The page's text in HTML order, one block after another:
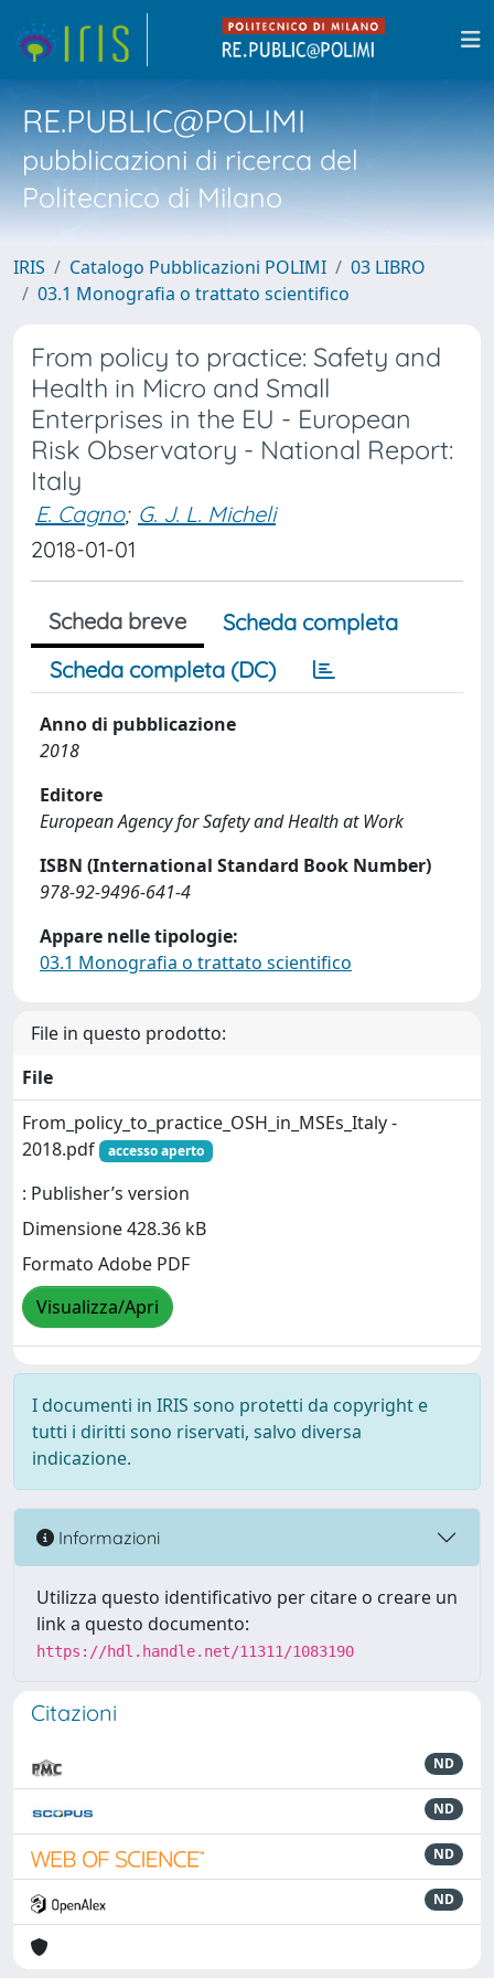
RE.PUBLIC@POLIMI
pubblicazioni di ricerca del
Politecnico di Milano
IRIS Catalogo Pubblicazioni POLIMI
03 LIBRO
03.1 Monografia o trattato scientifico
From policy to practice: Safety and
Health in Micro and Small
Enterprises in the EU - European
Risk Observatory - National Report:
Italy
E. Cagno; G. J. L. Micheli
2018-01-01
Scheda breve
Scheda completa
Scheda completa (DC)
Anno di pubblicazione
2018
Editore
European Agency for Safety and Health at Work
ISBN (International Standard Book Number)
978-92-9496-641-4
Appare nelle tipologie:
03.1 Monografia o trattato scientifico
File in questo prodotto:
File
From_policy_to_practice_OSH_in_MSEs_Italy -
2018.pdf
accesso aperto
: Publisher’s version
Dimensione 428.36 kB
Formato Adobe PDF
Visualizza/Apri
I documenti in IRIS sono protetti da copyright e
tutti i diritti sono riservati, salvo diversa
indicazione.
Informazioni
Utilizza questo identificativo per citare o creare un
link a questo documento:
https://hdl.handle.net/11311/1083190
Citazioni
ND
ND
ND
ND